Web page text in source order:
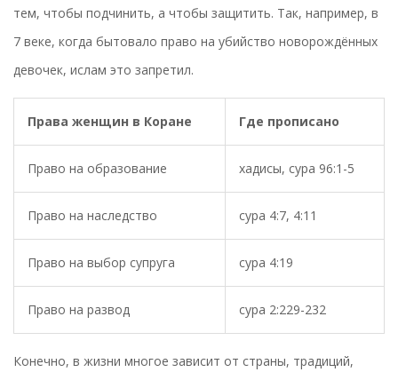
тем, чтобы подчинить, а чтобы защитить. Так, например, в
7 веке, когда бытовало право на убийство новорождённых
девочек, ислам это запретил.
Права женщин в Коране Где прописано
Право на образование хадисы, сура 96:1-5
Право на наследство сура 4:7, 4:11
Право на выбор супруга сура 4:19
Право на развод сура 2:229-232
Конечно, в жизни многое зависит от страны, традиций,